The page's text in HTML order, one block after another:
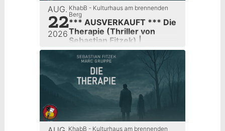
AUG.
22
2026
KhabB - Kulturhaus am brennenden
Berg
*** AUSVERKAUFT *** Die
Therapie (Thriller von
Sebastian Fitzek) |
Kulturverein Sulzbach e.V.
KhabB - Kulturhaus am brennenden